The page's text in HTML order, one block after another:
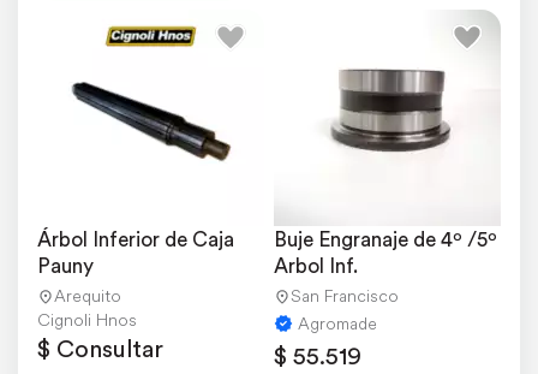
Árbol Inferior de Caja
Pauny
Arequito
Cignoli Hnos
$ Consultar
Buje Engranaje de 4º /5º
Arbol Inf.
San Francisco
Agromade
$ 55.519